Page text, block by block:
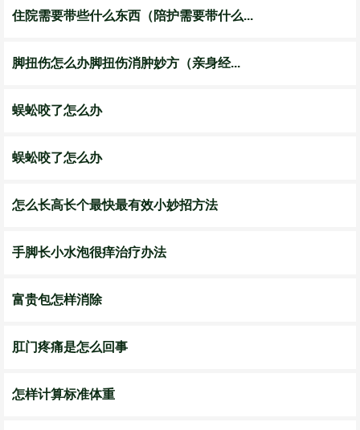
住院需要带些什么东西（陪护需要带什么...
脚扭伤怎么办脚扭伤消肿妙方（亲身经...
蜈蚣咬了怎么办
蜈蚣咬了怎么办
怎么长高长个最快最有效小妙招方法
手脚长小水泡很痒治疗办法
富贵包怎样消除
肛门疼痛是怎么回事
怎样计算标准体重